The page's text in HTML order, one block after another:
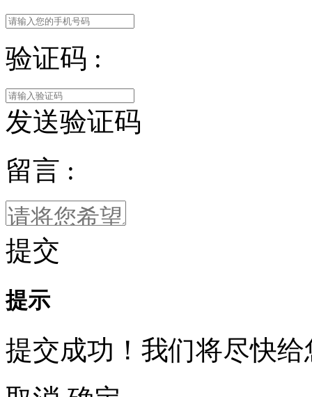
验证码 :
发送验证码
留言 :
提交
提示
提交成功！我们将尽快